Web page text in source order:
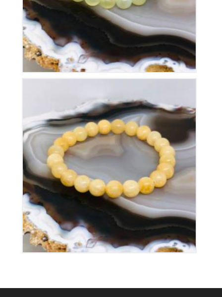
Bracelet Calcite Orange Elastique